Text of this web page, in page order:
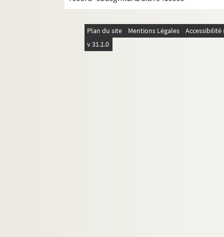
Plan du site Mentions Légales
v 31.1.0